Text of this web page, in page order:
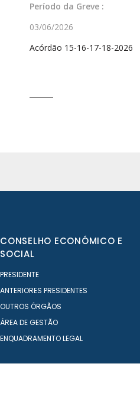
Período da Greve :
03/06/2026
Acórdão 15-16-17-18-2026
CONSELHO ECONÓMICO E
SOCIAL
PRESIDENTE
ANTERIORES PRESIDENTES
OUTROS ÓRGÃOS
ÁREA DE GESTÃO
ENQUADRAMENTO LEGAL